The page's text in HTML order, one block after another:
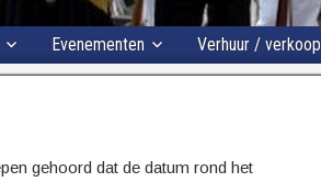
Evenementen Verhuur / verkoop
gehoord dat de datum rond het